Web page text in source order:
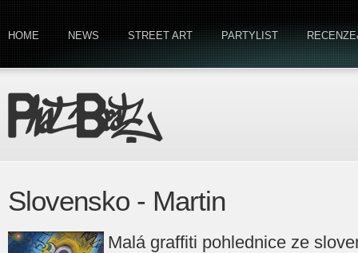
HOME NEWS STREET ART PARTYLIST
Slovensko - Martin
Malá graffiti pohlednice ze